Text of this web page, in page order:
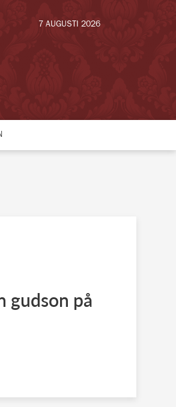
7 AUGUSTI 2026
gudson på